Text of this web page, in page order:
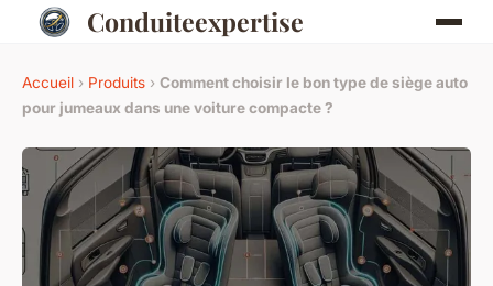
Conduiteexpertise
Accueil › Produits › Comment choisir le bon type de siège auto
pour jumeaux dans une voiture compacte ?